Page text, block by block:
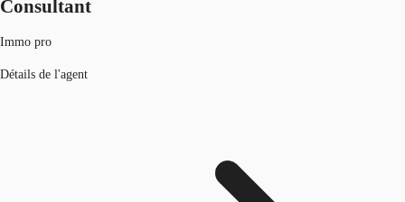
Consultant
Immo pro
Détails de l'agent